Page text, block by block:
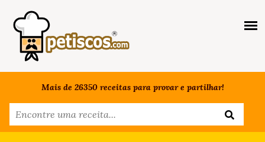
Mais de 26350 receitas para provar e partilhar!